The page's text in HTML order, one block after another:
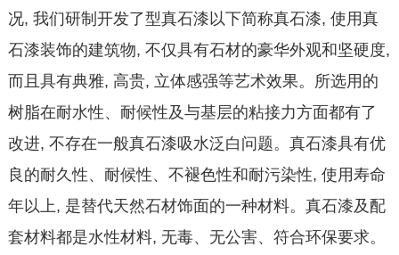
况, 我们研制开发了型真石漆以下简称真石漆, 使用真
石漆装饰的建筑物, 不仅具有石材的豪华外观和坚硬度,
而且具有典雅, 高贵, 立体感强等艺术效果。所选用的
树脂在耐水性、耐候性及与基层的粘接力方面都有了
改进, 不存在一般真石漆吸水泛白问题。真石漆具有优
良的耐久性、耐候性、不褪色性和耐污染性, 使用寿命
年以上, 是替代天然石材饰面的一种材料。真石漆及配
套材料都是水性材料, 无毒、无公害、符合环保要求。